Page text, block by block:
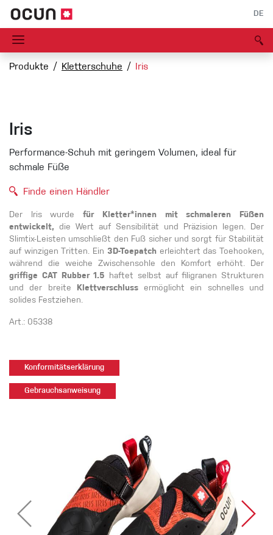
DE
Produkte Kletterschuhe Iris
Iris
Performance-Schuh mit geringem Volumen, ideal für
schmale Füße
Finde einen Händler
Der Iris wurdefür Kletter*innen mit schmaleren Füßen
entwickelt, die Wert auf Sensibilität und Präzision legen. Der
Slimtix-Leisten umschließt den Fuß sicher und sorgt für Stabilität
auf winzigen Tritten. Ein 3D-Toepatcherleichtert das Toehooken,
während die weiche Zwischensohle den Komfort erhöht. Der
griffige CAT Rubber 1.5 haftet selbst auf filigranen Strukturen
und der breite Klettverschlussermöglicht ein schnelles und
solides Festziehen.
Art.: 05338
Konformitätserklärung
Gebrauchsanweisung